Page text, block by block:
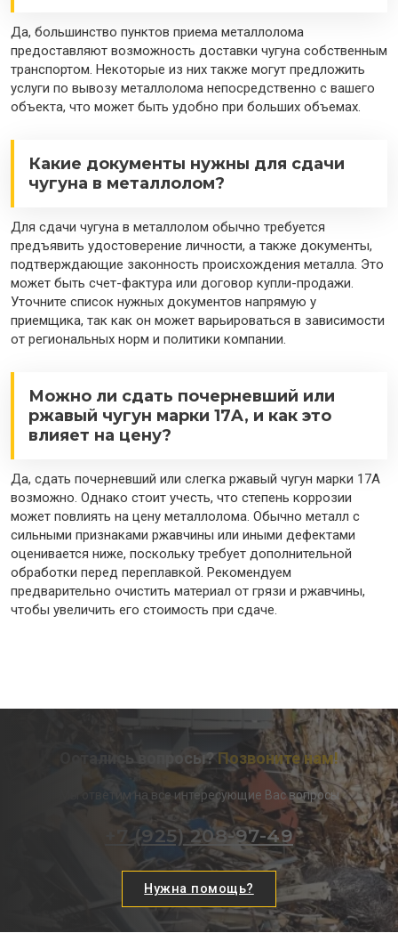
Да, большинство пунктов приема металлолома
предоставляют возможность доставки чугуна собственным
транспортом. Некоторые из них также могут предложить
услуги по вывозу металлолома непосредственно с вашего
объекта, что может быть удобно при больших объемах.
Какие документы нужны для сдачи
чугуна в металлолом?
Для сдачи чугуна в металлолом обычно требуется
предъявить удостоверение личности, а также документы,
подтверждающие законность происхождения металла. Это
может быть счет-фактура или договор купли-продажи.
Уточните список нужных документов напрямую у
приемщика, так как он может варьироваться в зависимости
от региональных норм и политики компании.
Можно ли сдать почерневший или
ржавый чугун марки 17A, и как это
влияет на цену?
Да, сдать почерневший или слегка ржавый чугун марки 17A
возможно. Однако стоит учесть, что степень коррозии
может повлиять на цену металлолома. Обычно металл с
сильными признаками ржавчины или иными дефектами
оценивается ниже, поскольку требует дополнительной
обработки перед переплавкой. Рекомендуем
предварительно очистить материал от грязи и ржавчины,
чтобы увеличить его стоимость при сдаче.
Остались вопросы? Позвоните нам!
Мы ответим на все интересующие Вас вопросы
+7 (925) 208-97-49
Нужна помощь?